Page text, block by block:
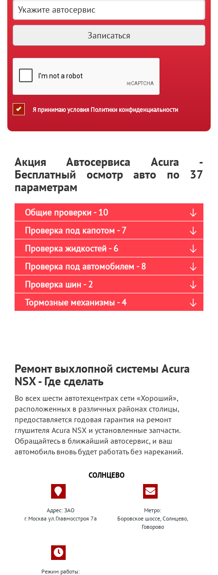
Я принимаю условия Политики конфиденциальности
Акция Автосервиса Acura -
Бесплатный осмотр авто по 37
параметрам
Общие проверки - 10
Проверка под капотом - 7
Проверка жидкостей - 6
Проверка под автомобилем - 8
Проверка шин - 2
Тормозные механизмы - 4
Ремонт выхлопной системы Acura
NSX - Где сделать
Во всех шести автотехцентрах сети «Хороший»,
расположенных в различных районах столицы,
предоставляется годовая гарантия на ремонт
глушителя Acura NSX и установленные запчасти.
Обращайтесь в ближайший автосервис, и ваш
автомобиль вновь будет работать без нареканий.
СОЛНЦЕВО
Адрес: ЗАО
г. Москва ул.Главмосстроя 7а
Метро:
Боровское шоссе, Солнцево,
Говорово
Режим работы: